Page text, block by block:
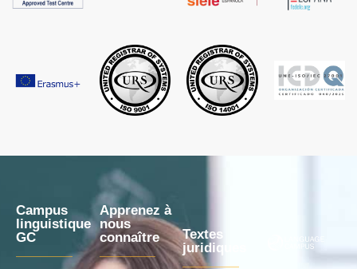
Campus
linguistique
GC
Apprenez à
nous
connaître
Textes
juridiques